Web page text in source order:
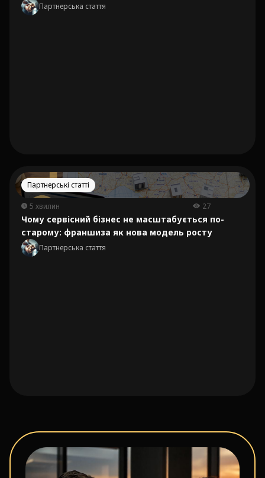
Партнерська стаття
Партнерські статті
5 хвилин 27
Чому сервісний бізнес не масштабується по-
старому: франшиза як нова модель росту
Партнерська стаття